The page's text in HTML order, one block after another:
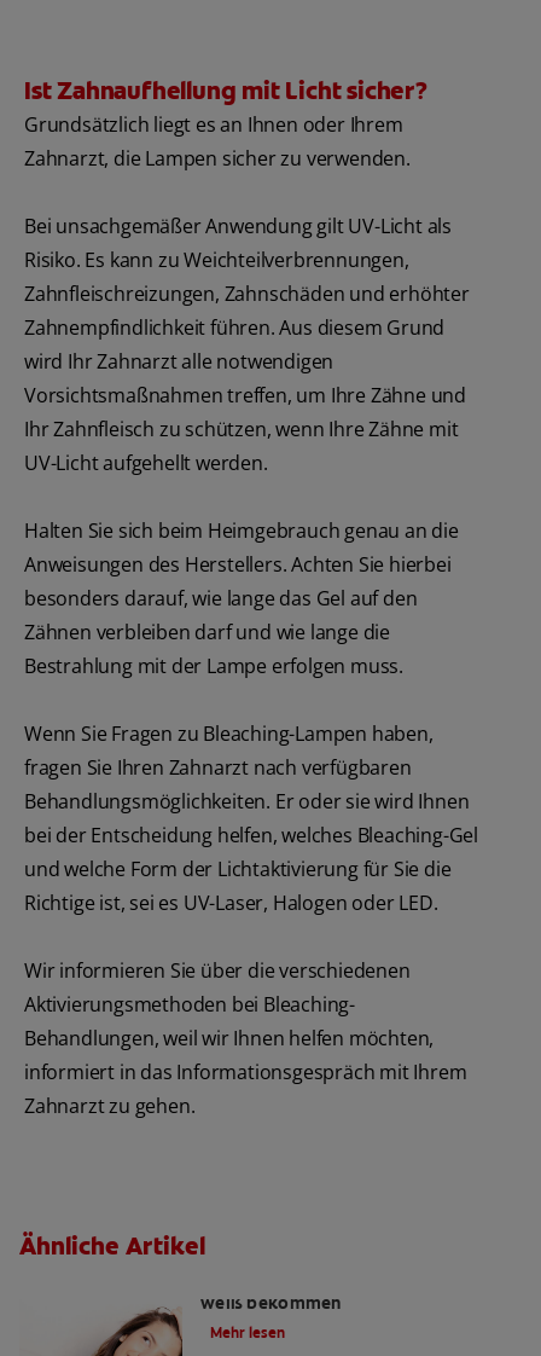
Ist Zahnaufhellung mit Licht sicher?
Grundsätzlich liegt es an Ihnen oder Ihrem
Zahnarzt, die Lampen sicher zu verwenden.
Bei unsachgemäßer Anwendung gilt UV-Licht als
Risiko. Es kann zu Weichteilverbrennungen,
Zahnfleischreizungen, Zahnschäden und erhöhter
Zahnempfindlichkeit führen. Aus diesem Grund
wird Ihr Zahnarzt alle notwendigen
Vorsichtsmaßnahmen treffen, um Ihre Zähne und
Ihr Zahnfleisch zu schützen, wenn Ihre Zähne mit
UV-Licht aufgehellt werden.
Halten Sie sich beim Heimgebrauch genau an die
Anweisungen des Herstellers. Achten Sie hierbei
besonders darauf, wie lange das Gel auf den
Zähnen verbleiben darf und wie lange die
Bestrahlung mit der Lampe erfolgen muss.
Wenn Sie Fragen zu Bleaching-Lampen haben,
fragen Sie Ihren Zahnarzt nach verfügbaren
Behandlungsmöglichkeiten. Er oder sie wird Ihnen
bei der Entscheidung helfen, welches Bleaching-Gel
und welche Form der Lichtaktivierung für Sie die
Richtige ist, sei es UV-Laser, Halogen oder LED.
Wir informieren Sie über die verschiedenen
Aktivierungsmethoden bei Bleaching-
Behandlungen, weil wir Ihnen helfen möchten,
informiert in das Informationsgespräch mit Ihrem
Zahnarzt zu gehen.
Ähnliche Artikel
weiß bekommen
Mehr lesen